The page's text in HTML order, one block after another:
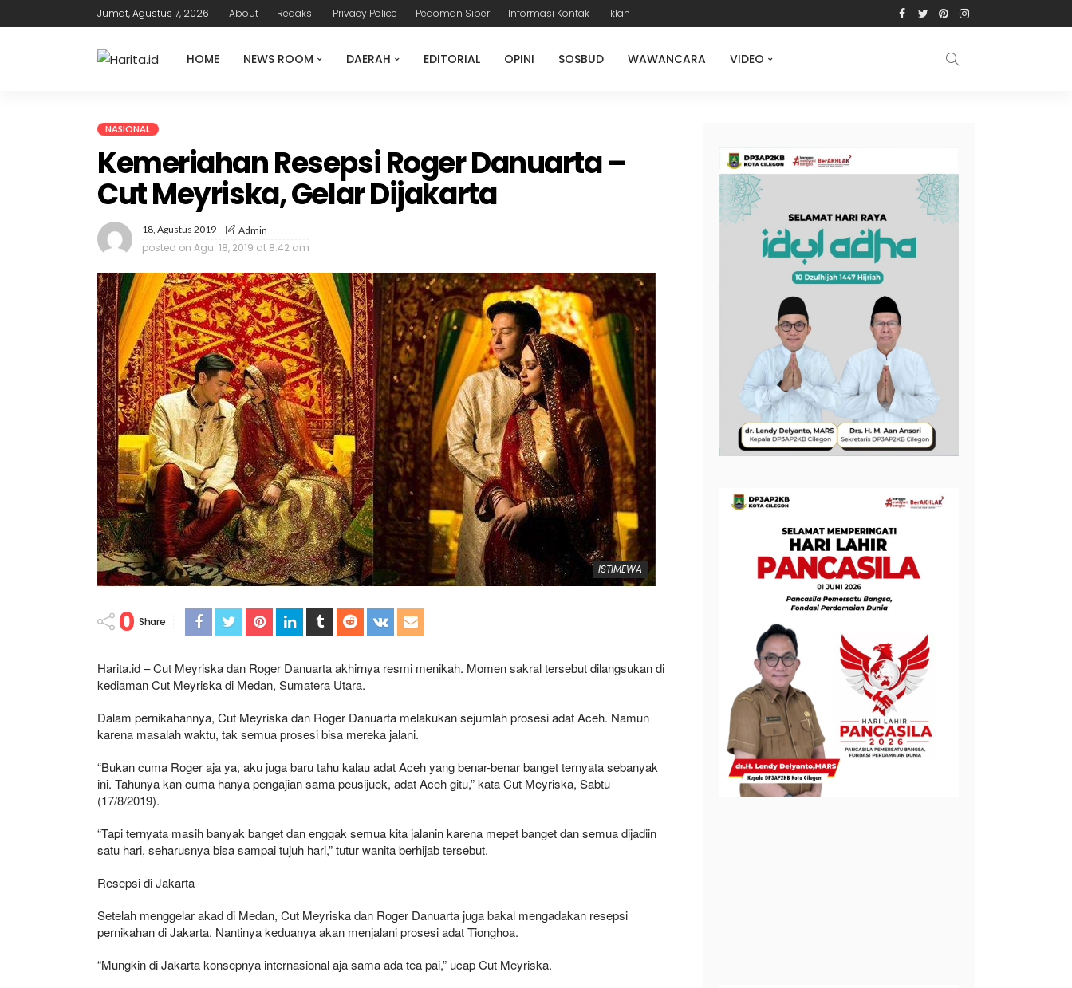
Jumat, Agustus 7, 2026 About Redaksi Privacy Police Pedoman Siber Informasi Kontak Iklan
HOME NEWS ROOM DAERAH EDITORIAL OPINI SOSBUD WAWANCARA VIDEO
NASIONAL
Kemeriahan Resepsi Roger Danuarta –
Cut Meyriska, Gelar Dijakarta
18, Agustus 2019 Admin
posted on Agu. 18, 2019 at 8:42 am
ISTIMEWA
0 Share
Harita.id – Cut Meyriska dan Roger Danuarta akhirnya resmi menikah. Momen sakral tersebut dilangsukan di
kediaman Cut Meyriska di Medan, Sumatera Utara.
Dalam pernikahannya, Cut Meyriska dan Roger Danuarta melakukan sejumlah prosesi adat Aceh. Namun
karena masalah waktu, tak semua prosesi bisa mereka jalani.
“Bukan cuma Roger aja ya, aku juga baru tahu kalau adat Aceh yang benar-benar banget ternyata sebanyak
ini. Tahunya kan cuma hanya pengajian sama peusijuek, adat Aceh gitu,” kata Cut Meyriska, Sabtu
(17/8/2019).
“Tapi ternyata masih banyak banget dan enggak semua kita jalanin karena mepet banget dan semua dijadiin
satu hari, seharusnya bisa sampai tujuh hari,” tutur wanita berhijab tersebut.
Resepsi di Jakarta
Setelah menggelar akad di Medan, Cut Meyriska dan Roger Danuarta juga bakal mengadakan resepsi
pernikahan di Jakarta. Nantinya keduanya akan menjalani prosesi adat Tionghoa.
“Mungkin di Jakarta konsepnya internasional aja sama ada tea pai,” ucap Cut Meyriska.